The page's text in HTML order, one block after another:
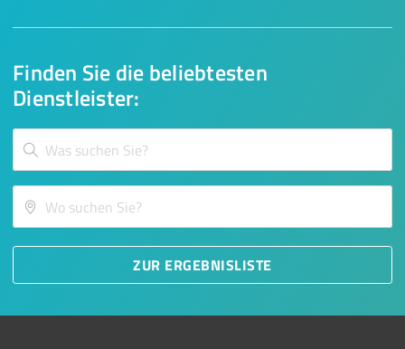
Finden Sie die beliebtesten
Dienstleister:
ZUR ERGEBNISLISTE